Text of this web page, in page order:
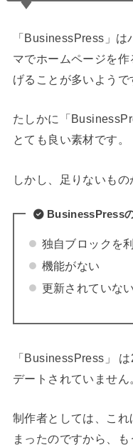
「BusinessPress」
マでホームページを
げることが多いようで
たしかに「
とても良い素材です。
しかし、足りないもの
BusinessPress
独自ブロックを
機能がない
更新されていない
「BusinessPress」
デートされていません
制作者としては、こ
まったのですから、